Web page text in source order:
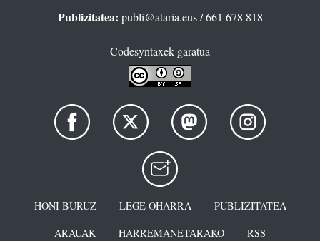
Publizitatea: publi@ataria.eus/ 661 678 818
Codesyntaxek garatua
HONI BURUZ LEGE OHARRA
PUBLIZITATEA
ARAUAK
HARREMANETARAKO RSS